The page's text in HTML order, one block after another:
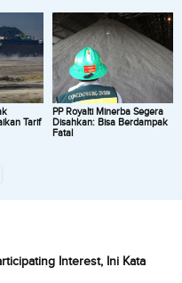
Tarif
PP Royalti Minerba Segera
Disahkan: Bisa Berdampak
Fatal
Interest, Ini Kata